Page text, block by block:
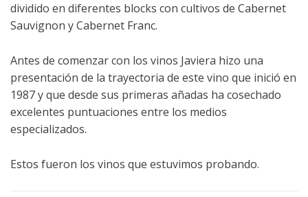
dividido en diferentes blocks con cultivos de Cabernet
Sauvignon y Cabernet Franc.
Antes de comenzar con los vinos Javiera hizo una
presentación de la trayectoria de este vino que inició en
1987 y que desde sus primeras añadas ha cosechado
excelentes puntuaciones entre los medios
especializados.
Estos fueron los vinos que estuvimos probando.